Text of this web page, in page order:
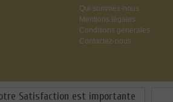
Qui sommes-nous
Mentions légales
Conditions générales
Contactez-nous
Satisfaction est importante